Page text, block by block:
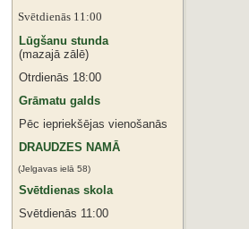
Svētdienās 11:00
Lūgšanu stunda
(mazajā zālē)
Otrdienās 18:00
Grāmatu galds
Pēc iepriekšējas vienošanās
DRAUDZES NAMĀ
(Jelgavas ielā 58)
Svētdienas skola
Svētdienās 11:00